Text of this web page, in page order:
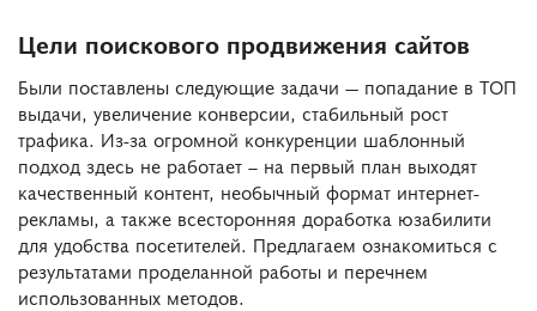
Цели поискового продвижения сайтов
Были поставлены следующие задачи — попадание в ТОП
выдачи, увеличение конверсии, стабильный рост
трафика. Из-за огромной конкуренции шаблонный
подход здесь не работает – на первый план выходят
качественный контент, необычный формат интернет-
рекламы, а также всесторонняя доработка юзабилити
для удобства посетителей. Предлагаем ознакомиться с
результатами проделанной работы и перечнем
использованных методов.